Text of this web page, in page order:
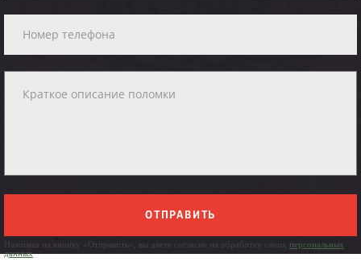
ОТПРАВИТЬ
Нажимая на кнопку «Отправить», вы даете согласие на обработку своих персональных
данных